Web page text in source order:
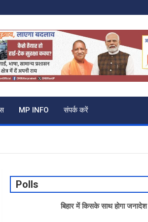
MP INFO संपर्क करें
Polls
बिहार में किसके साथ होगा जनादेश